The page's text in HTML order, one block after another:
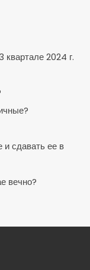
квартале 2024 г.
и сдавать ее в
вечно?